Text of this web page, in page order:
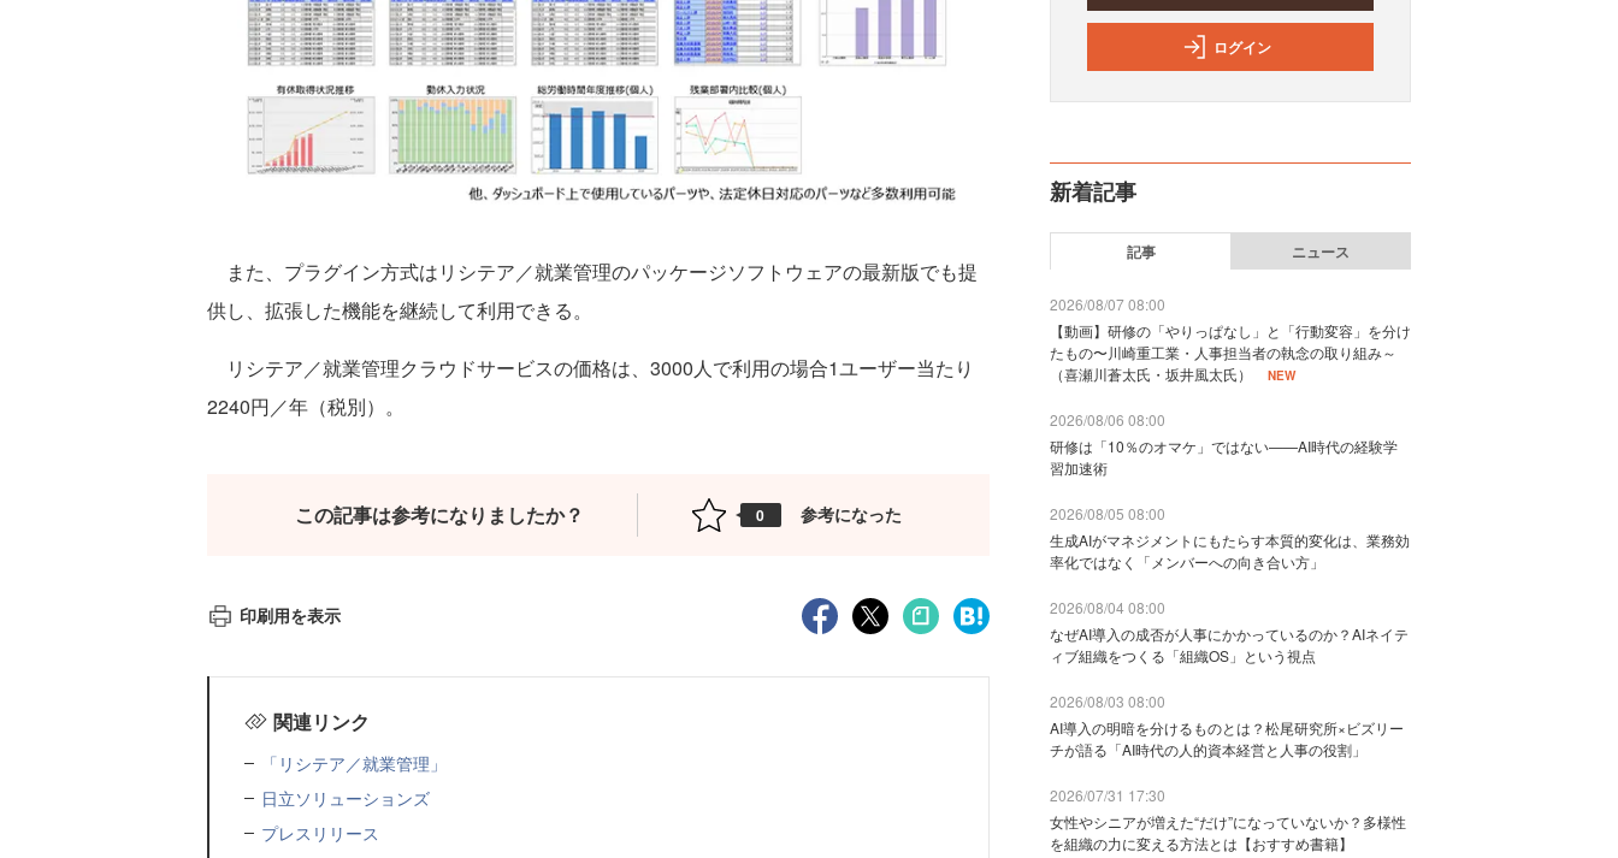
また、プラグイン方式はリシテア／就業管理のパッケージソフトウェアの最新版でも提
供し、拡張した機能を継続して利用できる。
リシテア／就業管理クラウドサービスの価格は、3000人で利用の場合1ユーザー当たり
2240円／年（税別）。
この記事は参考になりましたか？ 0 参考になった
印刷用を表示
関連リンク
「リシテア／就業管理」
日立ソリューションズ
プレスリリース
ログイン
新着記事
記事 ニュース
2026/08/07 08:00
【動画】研修の「やりっぱなし」と「行動変容」を分け
たもの〜川崎重工業・人事担当者の執念の取り組み～
（喜瀬川蒼太氏・坂井風太氏）
NEW
2026/08/06 08:00
研修は「10％のオマケ」ではない——AI時代の経験学
習加速術
2026/08/05 08:00
生成AIがマネジメントにもたらす本質的変化は、業務効
率化ではなく「メンバーへの向き合い方」
2026/08/04 08:00
なぜAI導入の成否が人事にかかっているのか？AIネイテ
ィブ組織をつくる「組織OS」という視点
2026/08/03 08:00
AI導入の明暗を分けるものとは？松尾研究所×ビズリー
チが語る「AI時代の人的資本経営と人事の役割」
2026/07/31 17:30
女性やシニアが増えた“だけ”になっていないか？多様性
を組織の力に変える方法とは【おすすめ書籍】